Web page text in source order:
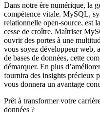
Dans notre ère numérique, la
compétence vitale. MySQL,
relationnelle open-source, est
cesse de croître. Maîtriser
ouvrir des portes à une
vous soyez développeur web,
de bases de données, cette
démarquer. En plus
fournira des insights précieux
vous donnera un avantage
Prêt à transformer votre
données ?